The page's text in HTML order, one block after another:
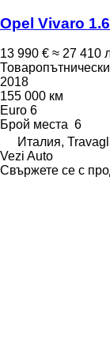
Opel Vivaro 1.6
13 990 € ≈ 27 410
2018
155 000 км
Euro 6
Брой места 6
Италия,
Vezi Auto
Свържете се с